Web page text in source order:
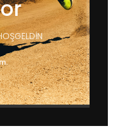
Newport H2-Erkek Lacivert
Sandalet 1001931-L
₺